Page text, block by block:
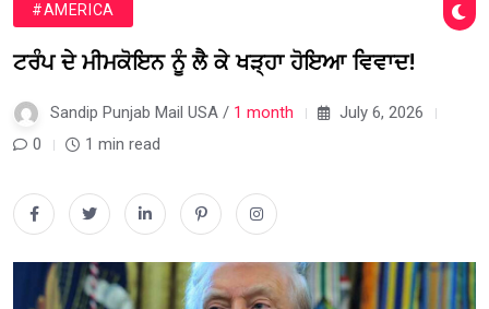
#AMERICA
ਟਰੰਪ ਦੇ ਮੀਮਕੋਇਨ ਨੂੰ ਲੈ ਕੇ ਖੜ੍ਹਾ ਹੋਇਆ ਵਿਵਾਦ!
Sandip Punjab Mail USA / 1 month
July 6, 2026
0
1 min read